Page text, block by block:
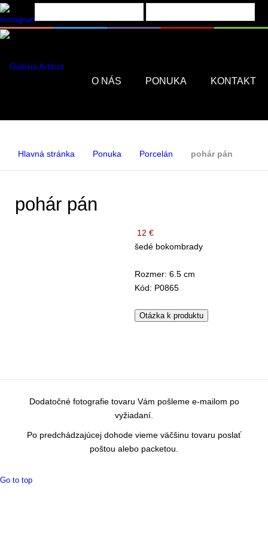
O NÁS PONUKA KONTAKT
Hlavná stránka Ponuka Porcelán pohár pán
pohár pán
12 €
šedé bokombrady
Rozmer: 6.5 cm
Kód: P0865
Otázka k produktu
Dodatočné fotografie tovaru Vám pošleme e-mailom po
vyžiadaní.
Po predchádzajúcej dohode vieme väčšinu tovaru poslať
poštou alebo packetou.
Go to top